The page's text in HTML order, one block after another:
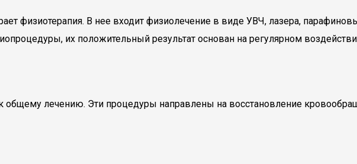
физиотерапия. В нее входит физиолечение в виде УВЧ, лазера,
их положительный результат основан на регулярном
лечению. Эти процедуры направлены на восстановление